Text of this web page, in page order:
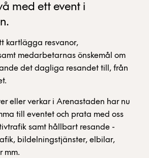
med ett event i
kartlägga resvanor,
medarbetarnas önskemål om
det dagliga resandet till, från
eller verkar i Arenastaden har nu
till eventet och prata med oss
samt hållbart resande -
bildelningstjänster, elbilar,
mm.